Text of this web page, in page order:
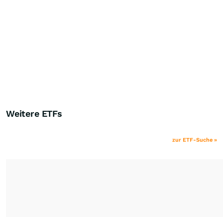
Weitere ETFs
zur ETF-Suche »